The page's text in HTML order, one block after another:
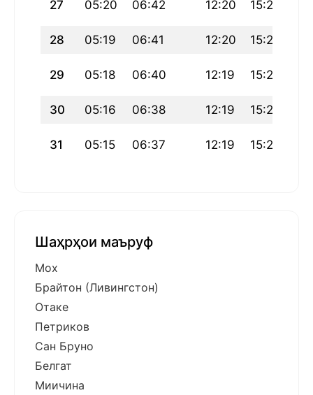
27 05:20 06:42 12:20 15:26
28 05:19 06:41 12:20 15:26
29 05:18 06:40 12:19 15:25
30 05:16 06:38 12:19 15:25
31 05:15 06:37 12:19 15:25
Шаҳрҳои маъруф
Мох
Брайтон (Ливингстон)
Отаке
Петриков
Сан Бруно
Белгат
Миичина